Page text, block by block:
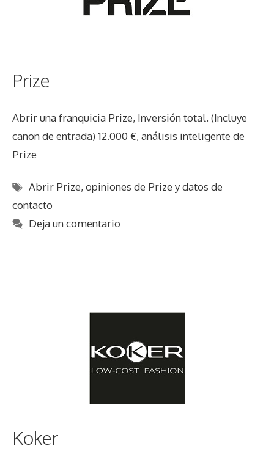
Prize
Abrir una franquicia Prize, Inversión total. (Incluye
canon de entrada) 12.000 €, análisis inteligente de
Prize
Etiquetas
Abrir Prize,opiniones de Prize y datos de
contacto
Deja un comentario
Koker